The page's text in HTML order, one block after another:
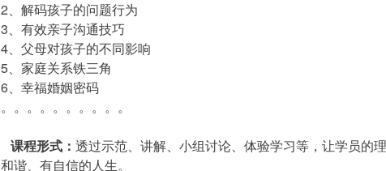
2、解码孩子的问题行为
3、有效亲子沟通技巧
4、父母对孩子的不同影响
5、家庭关系铁三角
6、幸福婚姻密码
。。。。。。。。。。
课程形式： 透过示范、讲解、小组讨论、体验学习等，让学员的
和谐、有自信的人生。